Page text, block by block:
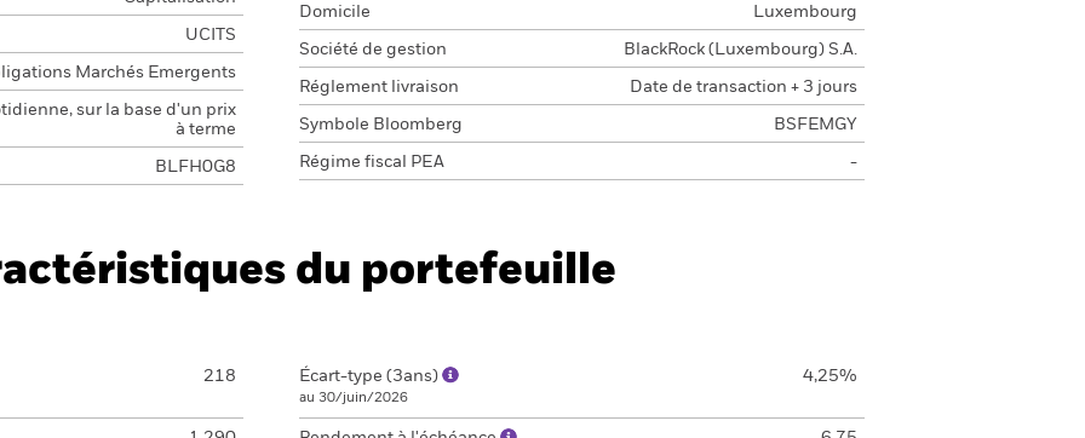
UCITS
Marchés Emergents
sur la base d'un prix
à terme
BLFH0G8
Domicile Luxembourg
Société de gestion BlackRock (Luxembourg) S.A.
Réglement livraison Date de transaction + 3 jours
Symbole Bloomberg BSFEMGY
Régime fiscal PEA -
du portefeuille
218 Écart-type (3ans)
au 30/juin/2026
4,25%